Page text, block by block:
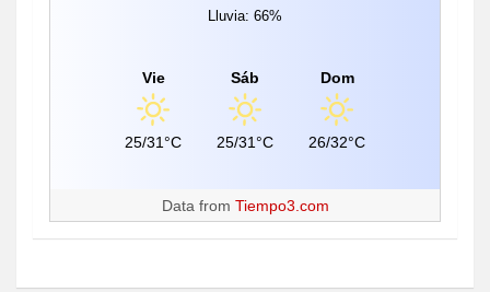
Lluvia: 66%
Vie
25/31°C
Sáb
25/31°C
Dom
26/32°C
Data from Tiempo3.com